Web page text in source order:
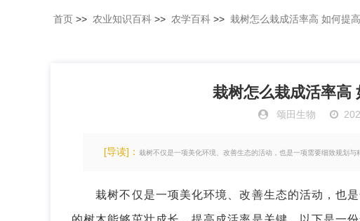
首页 >> 农业知识百科 >> 农学百科 >> 栽树怎么栽成活率高 如何提
栽树怎么栽成活率高
颂田生物
[导读]： 栽树不仅是一项美化环境、改善生态的活动，也是一项需要细致规划
栽树不仅是一项美化环境、改善生态的活动，也是